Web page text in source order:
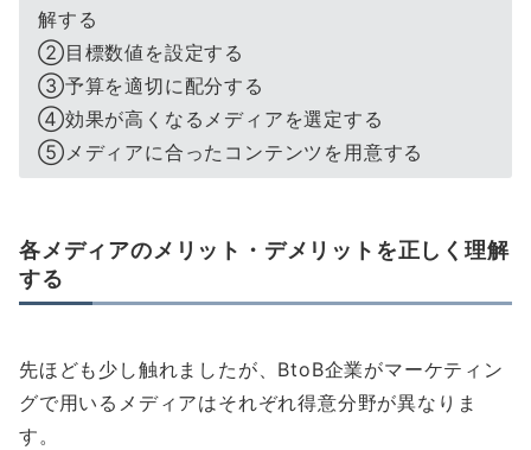
解する
②目標数値を設定する
③予算を適切に配分する
④効果が高くなるメディアを選定する
⑤メディアに合ったコンテンツを用意する
各メディアのメリット・デメリットを正しく理解
する
先ほども少し触れましたが、BtoB企業がマーケティン
グで用いるメディアはそれぞれ得意分野が異なりま
す。